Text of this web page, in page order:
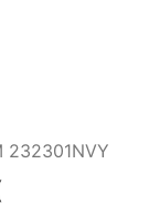
232301NVY